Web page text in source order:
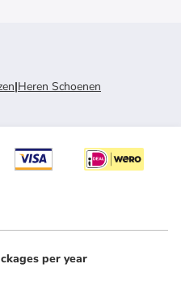
|Heren Schoenen
per year